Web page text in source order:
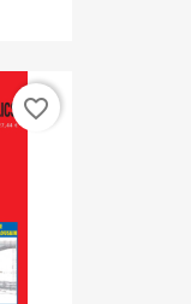
favorite_border